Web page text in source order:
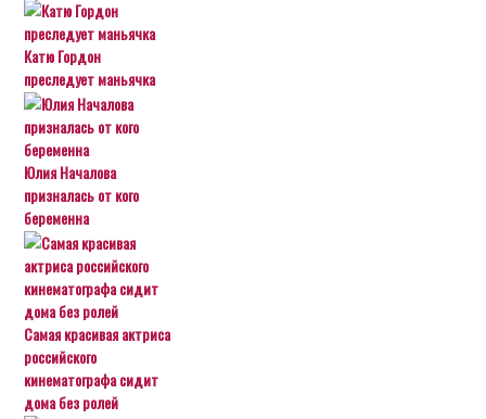
Катю Гордон
преследует маньячка
Юлия Началова
призналась от кого
беременна
Самая красивая актриса
российского
кинематографа сидит
дома без ролей